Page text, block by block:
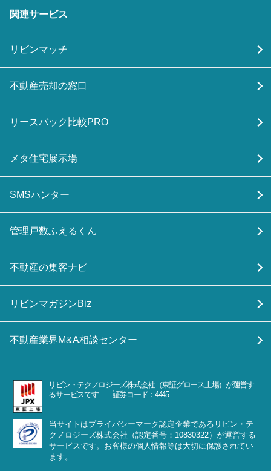
関連サービス
リビンマッチ
不動産売却の窓口
リースバック比較PRO
メタ住宅展示場
SMSハンター
管理戸数ふえるくん
不動産の集客ナビ
リビンマガジンBiz
不動産業界M&A相談センター
リビン・テクノロジーズ株式会社（東証グロース上場）が運営す
るサービスです 証券コード：4445
当サイトはプライバシーマーク認定企業であるリビン・テ
クノロジーズ株式会社（認定番号：10830322）が運営する
サービスです。お客様の個人情報等は大切に保護されてい
ます。